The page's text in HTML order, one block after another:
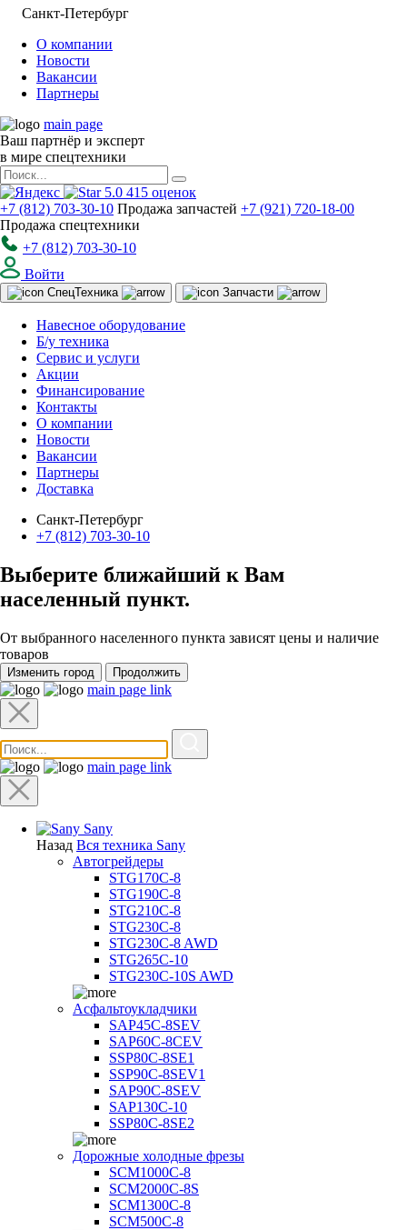
Санкт-Петербург
О компании
Новости
Вакансии
Партнеры
main page
Ваш партнёр и эксперт
в мире спецтехники
5.0 415 оценок
+7 (812) 703-30-10 Продажа запчастей +7 (921) 720-18-00
Продажа спецтехники
+7 (812) 703-30-10
Войти
СпецТехника Запчасти
Навесное оборудование
Б/у техника
Сервис и услуги
Акции
Финансирование
Контакты
О компании
Новости
Вакансии
Партнеры
Доставка
Санкт-Петербург
+7 (812) 703-30-10
Выберите ближайший к Вам
населенный пункт.
От выбранного населенного пункта зависят цены и наличие
товаров
Изменить город Продолжить
main page link
main page link
Sany
Назад Вся техника Sany
Автогрейдеры
STG170C-8
STG190C-8
STG210C-8
STG230C-8
STG230C-8 AWD
STG265C-10
STG230C-10S AWD
Асфальтоукладчики
SAP45С-8SEV
SAP60C-8CEV
SSP80C-8SE1
SSP90C-8SEV1
SAP90C-8SEV
SAP130C-10
SSP80C-8SE2
Дорожные холодные фрезы
SCM1000C-8
SCM2000C-8S
SCM1300C-8
SCM500C-8